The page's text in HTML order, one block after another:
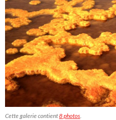
Cette galerie contient8 photos